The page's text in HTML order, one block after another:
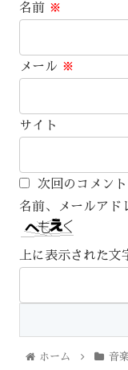
名前 ※
メール ※
サイト
次回のコメン
名前、メールアド
上に表示された文
ホーム 音楽